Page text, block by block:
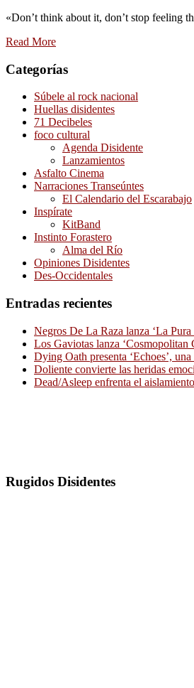
«Don’t think about it, don’t stop feeling
Read More
Categorías
Súbele al rock nacional
Huellas disidentes
71 Decibeles
foco cultural
Agenda Disidente
Lanzamientos
Asfalto Cinema
Narraciones Transeúntes
El Calendario del Escarabajo
Inspírate
KitBand
Instinto Forastero
Alma del Río
Opiniones Disidentes
Des-Occidentales
Entradas recientes
Negros De La Raza lanza ‘La
Los Gaviotas lanza
Dying Oath presenta ‘Echoes’,
Doliente convierte las heridas
Dead/Asleep enfrenta el
Rugidos Disidentes